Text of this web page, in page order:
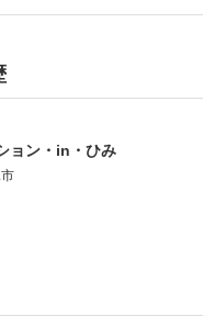
ョン・in・ひみ